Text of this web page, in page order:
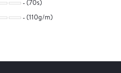
(70s)
(110g/m)